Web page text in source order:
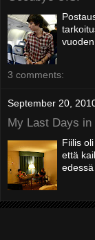
3 comments:
September 20,
My Last Days in
Fiilis
että
edessä